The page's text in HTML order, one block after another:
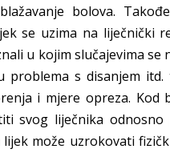
bolova.
se uzima na liječnički
u kojim slučajevima
problema s disanjem
i mjere opreza. Kod
svog liječnika
lijek može uzrokovati